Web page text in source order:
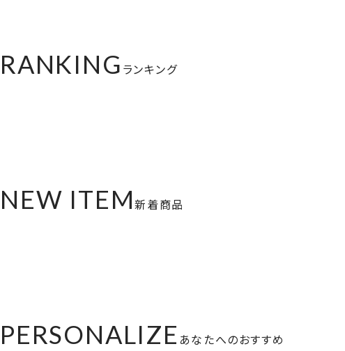
RANKING ランキング
NEW ITEM新着商品
PERSONALIZE あなたへのおすすめ